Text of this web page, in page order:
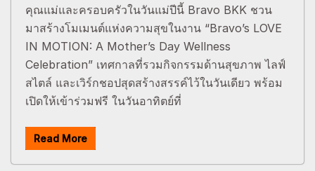
คุณแม่และครอบครัวในวันแม่ปีนี้ Bravo BKK ชวน
มาสร้างโมเมนต์แห่งความสุขในงาน “Bravo’s LOVE
IN MOTION: A Mother’s Day Wellness
Celebration” เทศกาลที่รวมกิจกรรมด้านสุขภาพ ไลฟ์
สไตล์ และเวิร์กชอปสุดสร้างสรรค์ไว้ในวันเดียว พร้อม
เปิดให้เข้าร่วมฟรี ในวันอาทิตย์ที่
Read More